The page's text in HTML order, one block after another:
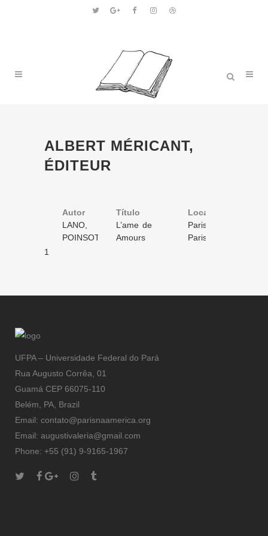
ALBERT MÉRICANT,
ÉDITEUR
Autor Título Volume
Local
LANO,
Pierre de
L’ame de
Juge
Paris
POINSOT
&
Amours Paris
1
UFPA – Universidade Federal do Pará
Rua Augusto Corrêa, 01
Guamá CEP 66075-110
Belém, PA, Brazil
Email: contato@parisnaamerica.org
Email: augustivaleria@gmail.com
Phone: +55 (91) 9-9165-1967